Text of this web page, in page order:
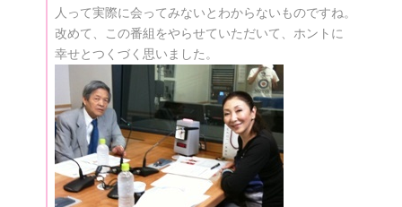
人って実際に会ってみないとわからないものですね。
改めて、この番組をやらせていただいて、ホントに
幸せとつくづく思いました。